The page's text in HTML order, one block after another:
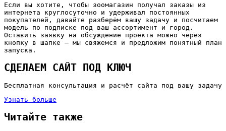
Если вы хотите, чтобы зоомагазин получал заказы из
интернета круглосуточно и удерживал постоянных
покупателей, давайте разберём вашу задачу и посчитаем
модель по подписке под ваш ассортимент и город.
Оставить заявку на обсуждение проекта можно через
кнопку в шапке — мы свяжемся и предложим понятный план
запуска.
СДЕЛАЕМ САЙТ ПОД КЛЮЧ
Бесплатная консультация и расчёт сайта под вашу задачу
Узнать больше
Читайте также